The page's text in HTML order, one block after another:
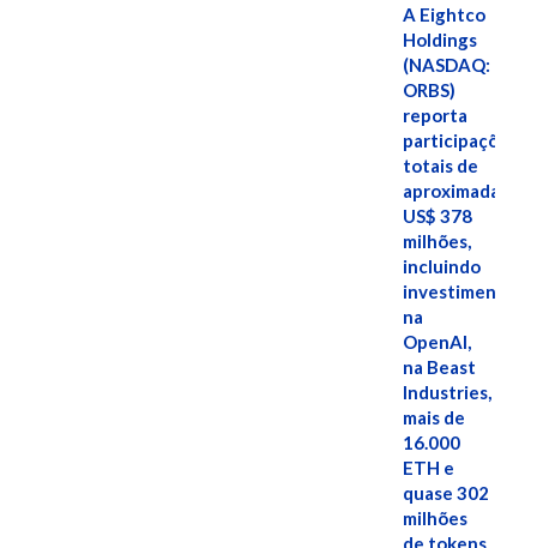
A Eightco
Holdings
(NASDAQ:
ORBS)
reporta
participações
totais de
US$ 378
milhões,
incluindo
investimentos
na
OpenAI,
na Beast
Industries,
mais de
16.000
ETH e
quase 302
milhões
de tokens